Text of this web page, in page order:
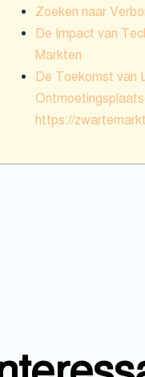
Zoeken naar
De Impact van
Markten
De Toekomst van
https://